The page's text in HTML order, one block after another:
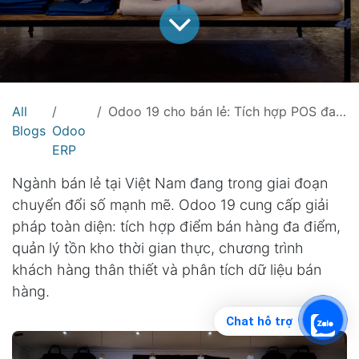
All
Blogs Odoo
ERP
Odoo 19 cho bán lẻ: Tích hợp POS đa điểm và quản lý tồn kho thời gian thực
Ngành bán lẻ tại Việt Nam đang trong giai đoạn
chuyển đổi số mạnh mẽ. Odoo 19 cung cấp giải
pháp toàn diện: tích hợp điểm bán hàng đa điểm,
quản lý tồn kho thời gian thực, chương trình
khách hàng thân thiết và phân tích dữ liệu bán
hàng.
Chat hỗ trợ